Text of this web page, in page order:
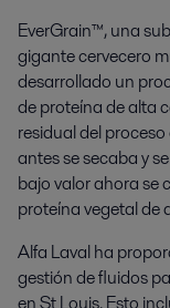
EverGrain™, una
gigante cervecero
desarrollado un
de proteína de alta
residual del
antes se secaba y
bajo valor ahora se
proteína vegetal de
Alfa Laval ha
gestión de fluidos
en St Louis. Esto